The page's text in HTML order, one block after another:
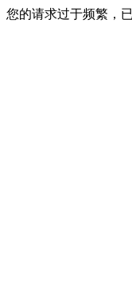
您的请求过于频繁，